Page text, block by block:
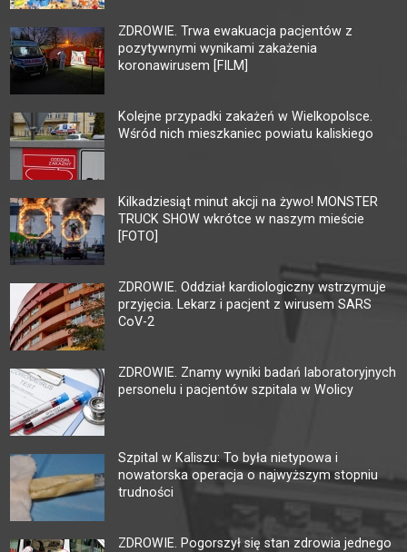
ZDROWIE. Trwa ewakuacja pacjentów z
pozytywnymi wynikami zakażenia
koronawirusem [FILM]
Kolejne przypadki zakażeń w Wielkopolsce.
Wśród nich mieszkaniec powiatu kaliskiego
Kilkadziesiąt minut akcji na żywo! MONSTER
TRUCK SHOW wkrótce w naszym mieście
[FOTO]
ZDROWIE. Oddział kardiologiczny wstrzymuje
przyjęcia. Lekarz i pacjent z wirusem SARS
CoV-2
ZDROWIE. Znamy wyniki badań laboratoryjnych
personelu i pacjentów szpitala w Wolicy
Szpital w Kaliszu: To była nietypowa i
nowatorska operacja o najwyższym stopniu
trudności
ZDROWIE. Pogorszył się stan zdrowia jednego